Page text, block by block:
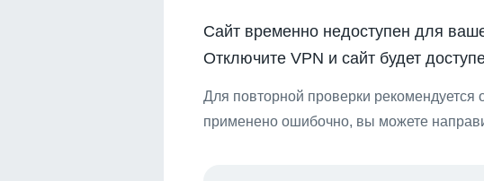
Сайт временно недоступен для
Отключите VPN и сайт будет
Для повторной проверки рекомендуется
применено ошибочно, вы можете